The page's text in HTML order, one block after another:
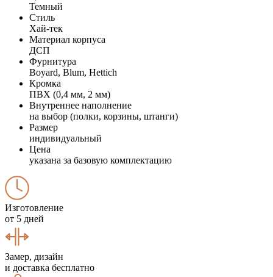
Темный
Стиль
Хай-тек
Материал корпуса
ДСП
Фурнитура
Boyard, Blum, Hettich
Кромка
ПВХ (0,4 мм, 2 мм)
Внутреннее наполнение
на выбор (полки, корзины, штанги)
Размер
индивидуальный
Цена
указана за базовую комплектацию
Изготовление
от 5 дней
Замер, дизайн
и доставка бесплатно